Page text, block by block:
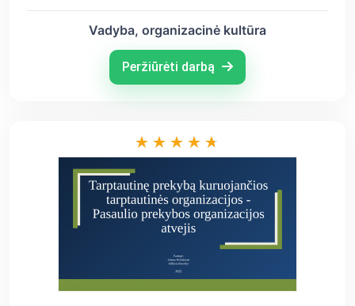
Vadyba, organizacinė kultūra
Peržiūrėti darbą